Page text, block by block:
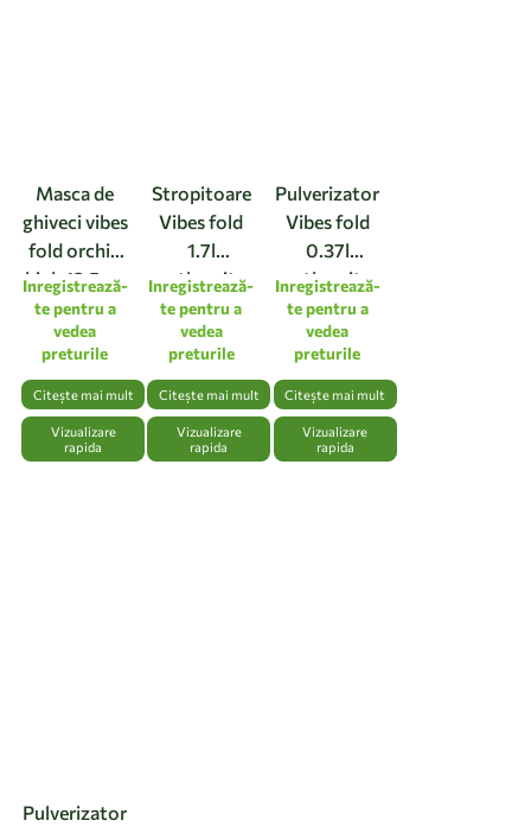
Masca de
ghiveci vibes
fold orchid
high 12,5cm
linen white
Inregistrează-
te pentru a
vedea
preturile
Citește mai mult
Vizualizare
rapida
Stropitoare
Vibes fold
1.7l
anthracite
Inregistrează-
te pentru a
vedea
preturile
Citește mai mult
Vizualizare
rapida
Pulverizator
Vibes fold
0.37l
anthracite
Inregistrează-
te pentru a
vedea
preturile
Citește mai mult
Vizualizare
rapida
Pulverizator